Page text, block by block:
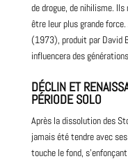
de drogue, de nihilisme.
être leur plus grande
(1973), produit par David
influencera des
DÉCLIN ET
PÉRIODE SOLO
Après la dissolution des
jamais été tendre avec
touche le fond,